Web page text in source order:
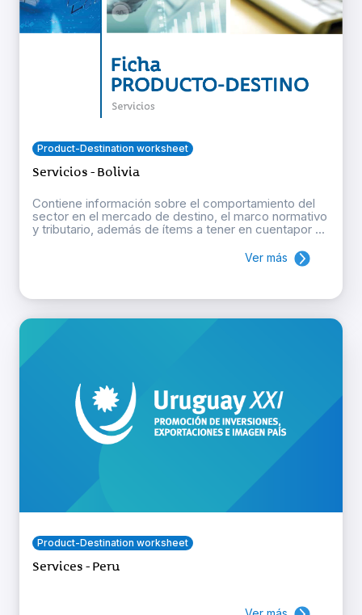
Product-Destination worksheet
Servicios - Bolivia
Contiene información sobre el comportamiento del
sector en el mercado de destino, el marco normativo
y tributario, además de ítems a tener en cuentapor ...
Ver más
Product-Destination worksheet
Services - Peru